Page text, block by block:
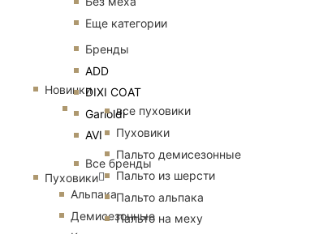
Еще категории
Бренды
ADD
DIXI COAT
Garioldi
AVI
Все бренды
Альпака
Демисезонные
Новинки
Пуховики
все пуховики
Пуховики
Пальто демисезонные
Пальто из шерсти
Пальто альпака
Пальто на меху